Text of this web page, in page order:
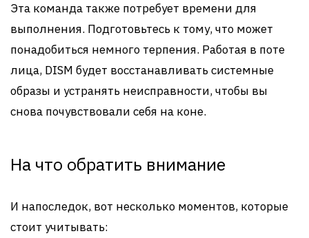
Эта команда также потребует времени для
выполнения. Подготовьтесь к тому, что может
понадобиться немного терпения. Работая в поте
лица, DISM будет восстанавливать системные
образы и устранять неисправности, чтобы вы
снова почувствовали себя на коне.
На что обратить внимание
И напоследок, вот несколько моментов, которые
стоит учитывать: